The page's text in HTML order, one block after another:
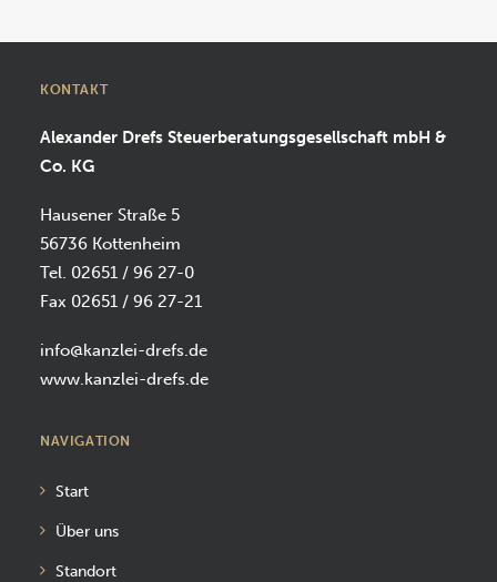
KONTAKT
Alexander Drefs Steuerberatungsgesellschaft mbH &
Co. KG
Hausener Straße 5
56736 Kottenheim
Tel. 02651 / 96 27-0
Fax 02651 / 96 27-21
info@kanzlei-drefs.de
www.kanzlei-drefs.de
NAVIGATION
Start
Über uns
Standort